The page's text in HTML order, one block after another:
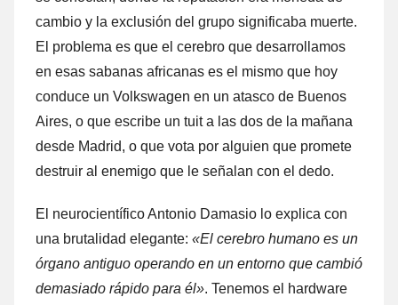
cambio y la exclusión del grupo significaba muerte.
El problema es que el cerebro que desarrollamos
en esas sabanas africanas es el mismo que hoy
conduce un Volkswagen en un atasco de Buenos
Aires, o que escribe un tuit a las dos de la mañana
desde Madrid, o que vota por alguien que promete
destruir al enemigo que le señalan con el dedo.
El neurocientífico Antonio Damasio lo explica con
una brutalidad elegante: «El cerebro humano es un
órgano antiguo operando en un entorno que cambió
demasiado rápido para él». Tenemos el hardware